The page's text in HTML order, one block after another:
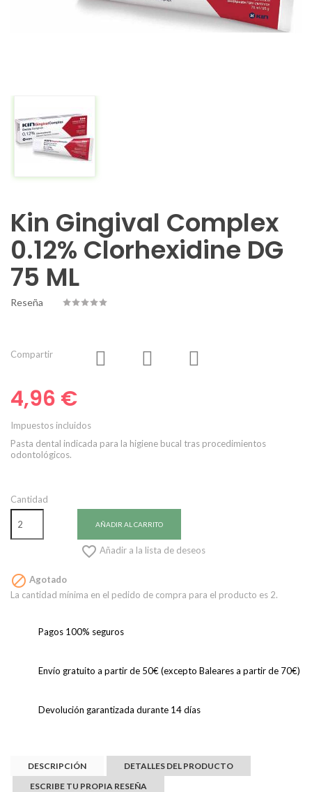
Kin Gingival Complex
0.12% Clorhexidine DG
75 ML
Reseña
Compartir
4,96 €
Impuestos incluidos
Pasta dental indicada para la higiene bucal tras procedimientos
odontológicos.
Cantidad
AÑADIR AL CARRITO
 Añadir a la lista de deseos
 Agotado
La cantidad mínima en el pedido de compra para el producto es 2.
Pagos 100% seguros
Envío gratuito a partir de 50€ (excepto Baleares a partir de 70€)
Devolución garantizada durante 14 días
DESCRIPCIÓN
DETALLES DEL PRODUCTO
ESCRIBE TU PROPIA RESEÑA